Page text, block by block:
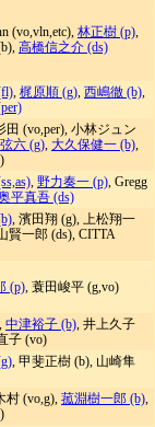
(vo,vln,etc), 林正樹 (p),
高橋信之介 (ds)
, 梶原順 (g), 西嶋徹 (b),
田 (vo,per), 小林ジュン
六 (g), 大久保健一 (b),
, 野力奏一 (p), Gregg
平真吾 (ds)
, 濱田翔 (g), 上松翔一
賢一郎 (ds), CITTA
(p), 蓑田峻平 (g,vo)
, 中津裕子 (b), 井上久子
子 (vo)
, 甲斐正樹 (b), 山崎隼
村 (vo,g), 菰淵樹一郎 (b),